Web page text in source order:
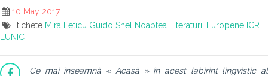
10 May 2017
Etichete Mira Feticu Guido Snel Noaptea Literaturii Europene ICR
EUNIC
Ce mai înseamnă « Acasă » în acest labirint lingvistic al